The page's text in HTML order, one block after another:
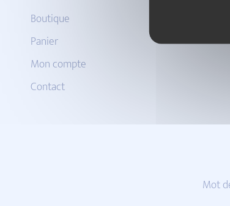
Boutique
Panier
Mon compte
Contact
Mot